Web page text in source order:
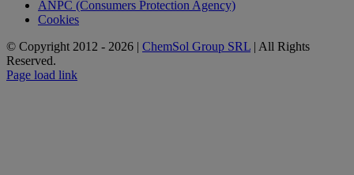
ANPC (Consumers Protection Agency)
Cookies
© Copyright 2012 - 2026 | ChemSol Group SRL | All Rights
Reserved.
Page load link